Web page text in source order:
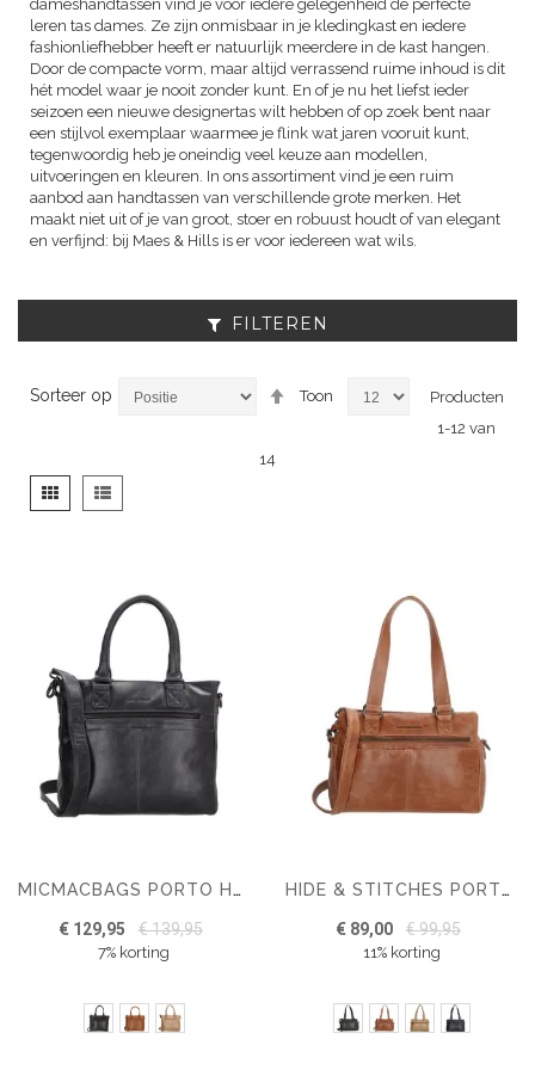
dameshandtassen vind je voor iedere gelegenheid de perfecte
leren tas dames. Ze zijn onmisbaar in je kledingkast en iedere
fashionliefhebber heeft er natuurlijk meerdere in de kast hangen.
Door de compacte vorm, maar altijd verrassend ruime inhoud is dit
hét model waar je nooit zonder kunt. En of je nu het liefst ieder
seizoen een nieuwe designertas wilt hebben of op zoek bent naar
een stijlvol exemplaar waarmee je flink wat jaren vooruit kunt,
tegenwoordig heb je oneindig veel keuze aan modellen,
uitvoeringen en kleuren. In ons assortiment vind je een ruim
aanbod aan handtassen van verschillende grote merken. Het
maakt niet uit of je van groot, stoer en robuust houdt of van elegant
en verfijnd: bij Maes & Hills is er voor iedereen wat wils.
FILTEREN
Sorteer op
Van
Toon
Producten
1-12 van
14
Tonen
als
Foto-
tabel
Lijst
MICMACBAGS PORTO HANDTAS I
€ 129,95 € 139,95
7% korting
HIDE & STITCHES PORTO HANDTAS
€ 89,00 € 99,95
11% korting